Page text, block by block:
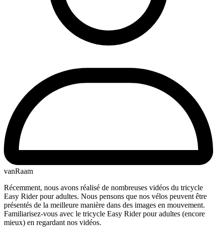
vanRaam
Récemment, nous avons réalisé de nombreuses vidéos du tricycle
Easy Rider pour adultes. Nous pensons que nos vélos peuvent être
présentés de la meilleure manière dans des images en mouvement.
Familiarisez-vous avec le tricycle Easy Rider pour adultes (encore
mieux) en regardant nos vidéos.